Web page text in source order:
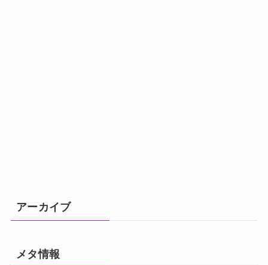
アーカイブ
メタ情報